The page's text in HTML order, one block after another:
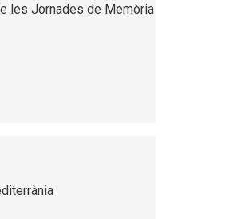
les Jornades de Memòria